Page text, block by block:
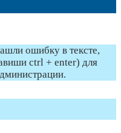
ошибку в тексте,
ctrl + enter) для